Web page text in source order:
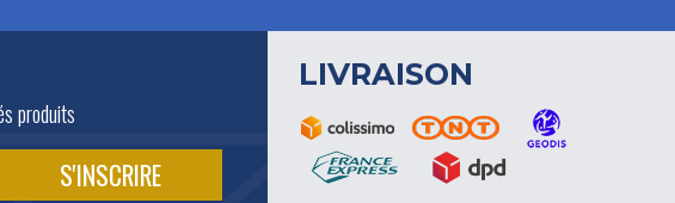
produits
LIVRAISON